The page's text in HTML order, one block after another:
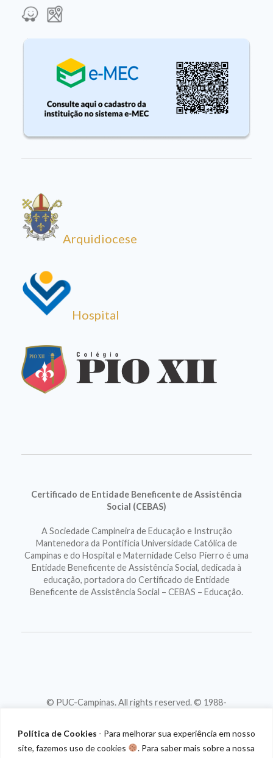
Política de Cookies - Para melhorar sua experiência em nosso
site, fazemos uso de cookies
. Para saber mais sobre a nossa
Arquidiocese
Hospital
Certificado de Entidade Beneficente de Assistência
Social (CEBAS)
A Sociedade Campineira de Educação e Instrução
Mantenedora da Pontifícia Universidade Católica de
Campinas e do Hospital e Maternidade Celso Pierro é uma
Entidade Beneficente de Assistência Social, dedicada à
educação, portadora do Certificado de Entidade
Beneficente de Assistência Social – CEBAS – Educação.
© PUC-Campinas. All rights reserved. © 1988-